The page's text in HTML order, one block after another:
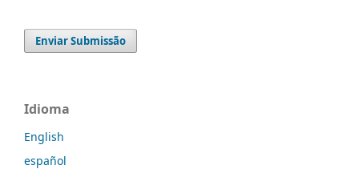
Enviar Submissão
Idioma
English
español